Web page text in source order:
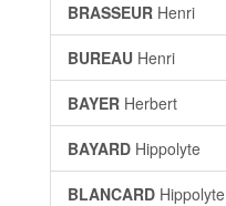
BRASSEUR Henri
BUREAU Henri
BAYER Herbert
BAYARD Hippolyte
BLANCARD Hippolyte